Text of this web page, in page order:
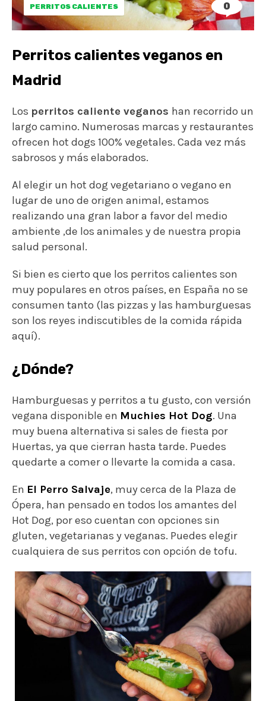
PERRITOS CALIENTES 0
Perritos calientes veganos en
Madrid
Los perritos caliente veganos han recorrido un
largo camino. Numerosas marcas y restaurantes
ofrecen hot dogs 100% vegetales. Cada vez más
sabrosos y más elaborados.
Al elegir un hot dog vegetariano o vegano en
lugar de uno de origen animal, estamos
realizando una gran labor a favor del medio
ambiente ,de los animales y de nuestra propia
salud personal.
Si bien es cierto que los perritos calientes son
muy populares en otros países, en España no se
consumen tanto (las pizzas y las hamburguesas
son los reyes indiscutibles de la comida rápida
aquí).
¿Dónde?
Hamburguesas y perritos a tu gusto, con versión
vegana disponible en Muchies Hot Dog. Una
muy buena alternativa si sales de fiesta por
Huertas, ya que cierran hasta tarde. Puedes
quedarte a comer o llevarte la comida a casa.
En El Perro Salvaje, muy cerca de la Plaza de
Ópera, han pensado en todos los amantes del
Hot Dog, por eso cuentan con opciones sin
gluten, vegetarianas y veganas. Puedes elegir
cualquiera de sus perritos con opción de tofu.